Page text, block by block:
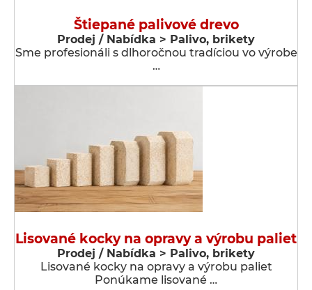
Štiepané palivové drevo
Prodej / Nabídka > Palivo, brikety
Sme profesionáli s dlhoročnou tradíciou vo výrobe
…
Lisované kocky na opravy a výrobu paliet
Prodej / Nabídka > Palivo, brikety
Lisované kocky na opravy a výrobu paliet
Ponúkame lisované …